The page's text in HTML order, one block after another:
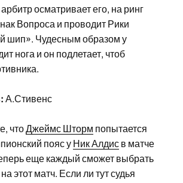
осматривает его, на ринг
Вопроса и проводит Рики
шип». Чудесным образом у
нога и он подлетает, чтоб
А.Стивенс
чтоДжеймс Шторм попытается
пояс у Ник Алдисв матче
еще каждый сможет выбрать
этот матч. Если ли тут судья